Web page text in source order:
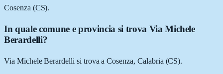
Cosenza (CS).
In quale comune e provincia si trova Via Michele
Berardelli?
Via Michele Berardelli si trova a Cosenza, Calabria (CS).